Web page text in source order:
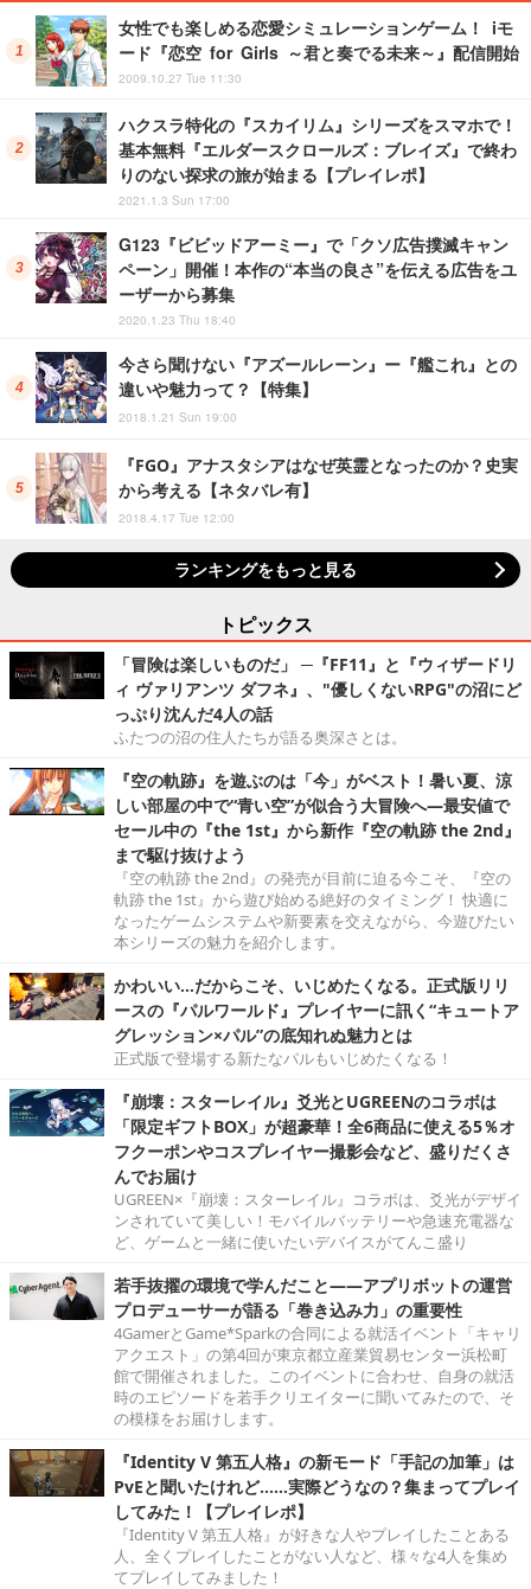
女性でも楽しめる恋愛シミュレーションゲーム！ iモ
ード『恋空 for Girls ～君と奏でる未来～』配信開始
2009.10.27 Tue 11:30
ハクスラ特化の『スカイリム』シリーズをスマホで！
基本無料『エルダースクロールズ：ブレイズ』で終わ
りのない探求の旅が始まる【プレイレポ】
2021.1.3 Sun 17:00
G123『ビビッドアーミー』で「クソ広告撲滅キャン
ペーン」開催！本作の“本当の良さ”を伝える広告をユ
ーザーから募集
2020.1.23 Thu 18:40
今さら聞けない『アズールレーン』ー『艦これ』との
違いや魅力って？【特集】
2018.1.21 Sun 19:00
『FGO』アナスタシアはなぜ英霊となったのか？史実
から考える【ネタバレ有】
2018.4.17 Tue 12:00
ランキングをもっと見る
トピックス
「冒険は楽しいものだ」 ─『FF11』と『ウィザードリ
ィ ヴァリアンツ ダフネ』、"優しくないRPG"の沼にど
っぷり沈んだ4人の話
ふたつの沼の住人たちが語る奥深さとは。
『空の軌跡』を遊ぶのは「今」がベスト！暑い夏、涼
しい部屋の中で“青い空”が似合う大冒険へ―最安値で
セール中の『the 1st』から新作『空の軌跡 the 2nd』
まで駆け抜けよう
『空の軌跡 the 2nd』の発売が目前に迫る今こそ、『空の
軌跡 the 1st』から遊び始める絶好のタイミング！ 快適に
なったゲームシステムや新要素を交えながら、今遊びたい
本シリーズの魅力を紹介します。
かわいい…だからこそ、いじめたくなる。正式版リリ
ースの『パルワールド』プレイヤーに訊く“キュートア
グレッション×パル”の底知れぬ魅力とは
正式版で登場する新たなパルもいじめたくなる！
『崩壊：スターレイル』爻光とUGREENのコラボは
「限定ギフトBOX」が超豪華！全6商品に使える5％オ
フクーポンやコスプレイヤー撮影会など、盛りだくさ
んでお届け
UGREEN×『崩壊：スターレイル』コラボは、爻光がデザイ
ンされていて美しい！モバイルバッテリーや急速充電器な
ど、ゲームと一緒に使いたいデバイスがてんこ盛り
若手抜擢の環境で学んだこと――アプリボットの運営
プロデューサーが語る「巻き込み力」の重要性
4GamerとGame*Sparkの合同による就活イベント「キャリ
アクエスト」の第4回が東京都立産業貿易センター浜松町
館で開催されました。このイベントに合わせ、自身の就活
時のエピソードを若手クリエイターに聞いてみたので、そ
の模様をお届けします。
『Identity V 第五人格』の新モード「手記の加筆」は
PvEと聞いたけれど……実際どうなの？集まってプレイ
してみた！【プレイレポ】
『Identity V 第五人格』が好きな人やプレイしたことある
人、全くプレイしたことがない人など、様々な4人を集め
てプレイしてみました！